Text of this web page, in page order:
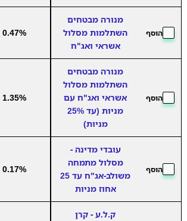
הוסף
מנורה מבטחים
השתלמות מסלול
אשראי ואג"ח
0.47%
הוסף
מנורה מבטחים
השתלמות מסלול
אשראי ואג"ח עם
מניות (עד 25%
מניות)
1.35%
הוסף
עובדי מדינה -
מסלול מתמחה
משולב-אג"ח עד 25
אחוז מניות
0.17%
ק.ל.ע - קרן